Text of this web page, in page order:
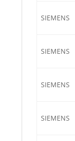
SIEMENS
SIEMENS
SIEMENS
SIEMENS